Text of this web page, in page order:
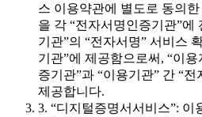
스 이용약관에 별도로 동의
을 각 “전자서명인증기관”에
기관”의 “전자서명” 서비스
기관”에 제공함으로써, “이
증기관”과 “이용기관” 간 “
제공합니다.
3. “디지털증명서서비스”: 이